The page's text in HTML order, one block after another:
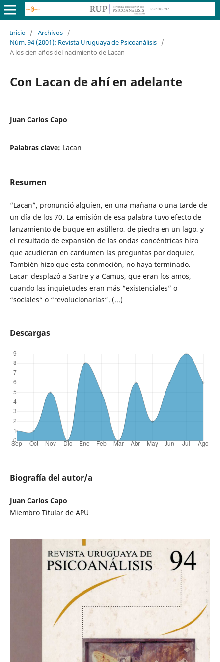
Inicio / Archivos /
Núm. 94 (2001): Revista Uruguaya de Psicoanálisis /
A los cien años del nacimiento de Lacan
Con Lacan de ahí en adelante
Juan Carlos Capo
Palabras clave: Lacan
Resumen
“Lacan”, pronunció alguien, en una mañana o una tarde de
un día de los 70. La emisión de esa palabra tuvo efecto de
lanzamiento de buque en astillero, de piedra en un lago, y
el resultado de expansión de las ondas concéntricas hizo
que acudieran en cardumen las preguntas por doquier.
También hizo que esta conmoción, no haya terminado.
Lacan desplazó a Sartre y a Camus, que eran los amos,
cuando las inquietudes eran más “existenciales” o
“sociales” o “revolucionarias”. (...)
Descargas
Biografía del autor/a
Juan Carlos Capo
Miembro Titular de APU